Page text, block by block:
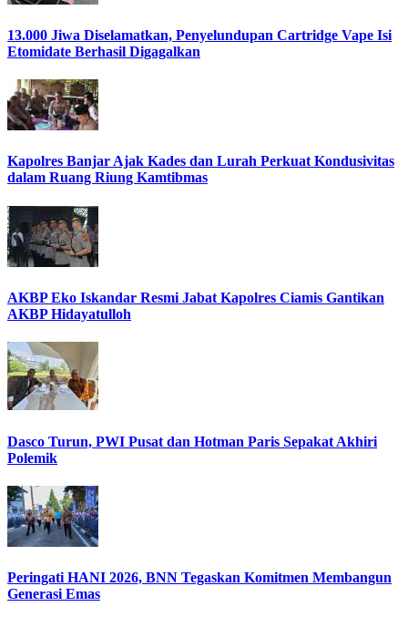
13.000 Jiwa Diselamatkan, Penyelundupan Cartridge Vape Isi
Etomidate Berhasil Digagalkan
Kapolres Banjar Ajak Kades dan Lurah Perkuat Kondusivitas
dalam Ruang Riung Kamtibmas
AKBP Eko Iskandar Resmi Jabat Kapolres Ciamis Gantikan
AKBP Hidayatulloh
Dasco Turun, PWI Pusat dan Hotman Paris Sepakat Akhiri
Polemik
Peringati HANI 2026, BNN Tegaskan Komitmen Membangun
Generasi Emas